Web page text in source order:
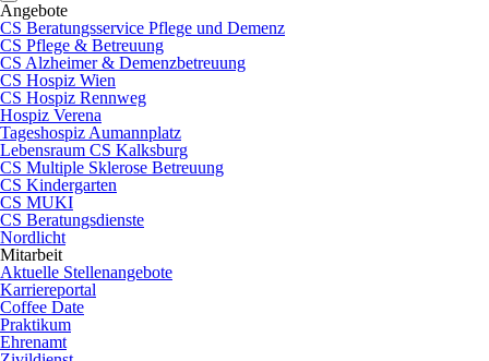
Angebote
CS Beratungsservice Pflege und Demenz
CS Pflege & Betreuung
CS Alzheimer & Demenzbetreuung
CS Hospiz Wien
CS Hospiz Rennweg
Hospiz Verena
Tageshospiz Aumannplatz
Lebensraum CS Kalksburg
CS Multiple Sklerose Betreuung
CS Kindergarten
CS MUKI
CS Beratungsdienste
Nordlicht
Mitarbeit
Aktuelle Stellenangebote
Karriereportal
Coffee Date
Praktikum
Ehrenamt